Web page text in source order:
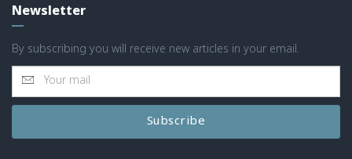
Newsletter
By subscribing you will receive new articles in your email.
Subscribe